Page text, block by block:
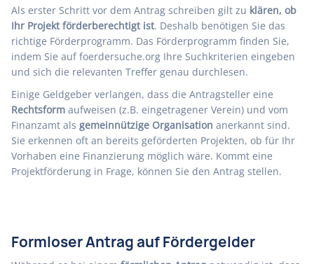
Als erster Schritt vor dem Antrag schreiben gilt zu klären, ob
Ihr Projekt förderberechtigt ist. Deshalb benötigen Sie das
richtige Förderprogramm. Das Förderprogramm finden Sie,
indem Sie auffoerdersuche.org Ihre Suchkriterien eingeben
und sich die relevanten Treffer genau durchlesen.
Einige Geldgeber verlangen, dass die Antragsteller eine
Rechtsform aufweisen (z.B. eingetragener Verein) und vom
Finanzamt als gemeinnützige Organisation anerkannt sind.
Sie erkennen oft an bereits geförderten Projekten, ob für Ihr
Vorhaben eine Finanzierung möglich wäre. Kommt eine
Projektförderung in Frage, können Sie den Antrag stellen.
Formloser Antrag auf Fördergelder